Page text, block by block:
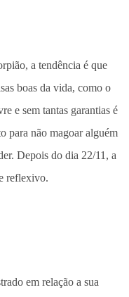
a tendência é que
boas da vida, como o
e sem tantas garantias é
para não magoar alguém
Depois do dia 22/11, a
reflexivo.
em relação a sua